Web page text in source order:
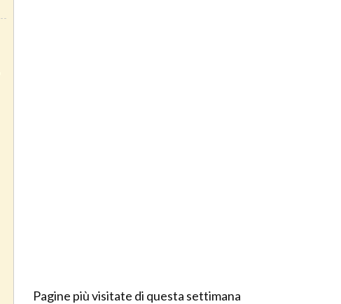
Pagine più visitate di questa settimana